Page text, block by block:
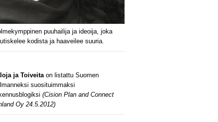
puuhailija ja ideoija, joka
kodista ja haaveilee suuria.
ja Toiveitaon listattu Suomen
suosituimmaksi
(Cision Plan and Connect
Oy 24.5.2012)